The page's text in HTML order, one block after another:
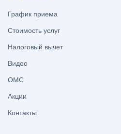
График приема
Стоимость услуг
Налоговый вычет
Видео
ОМС
Акции
Контакты